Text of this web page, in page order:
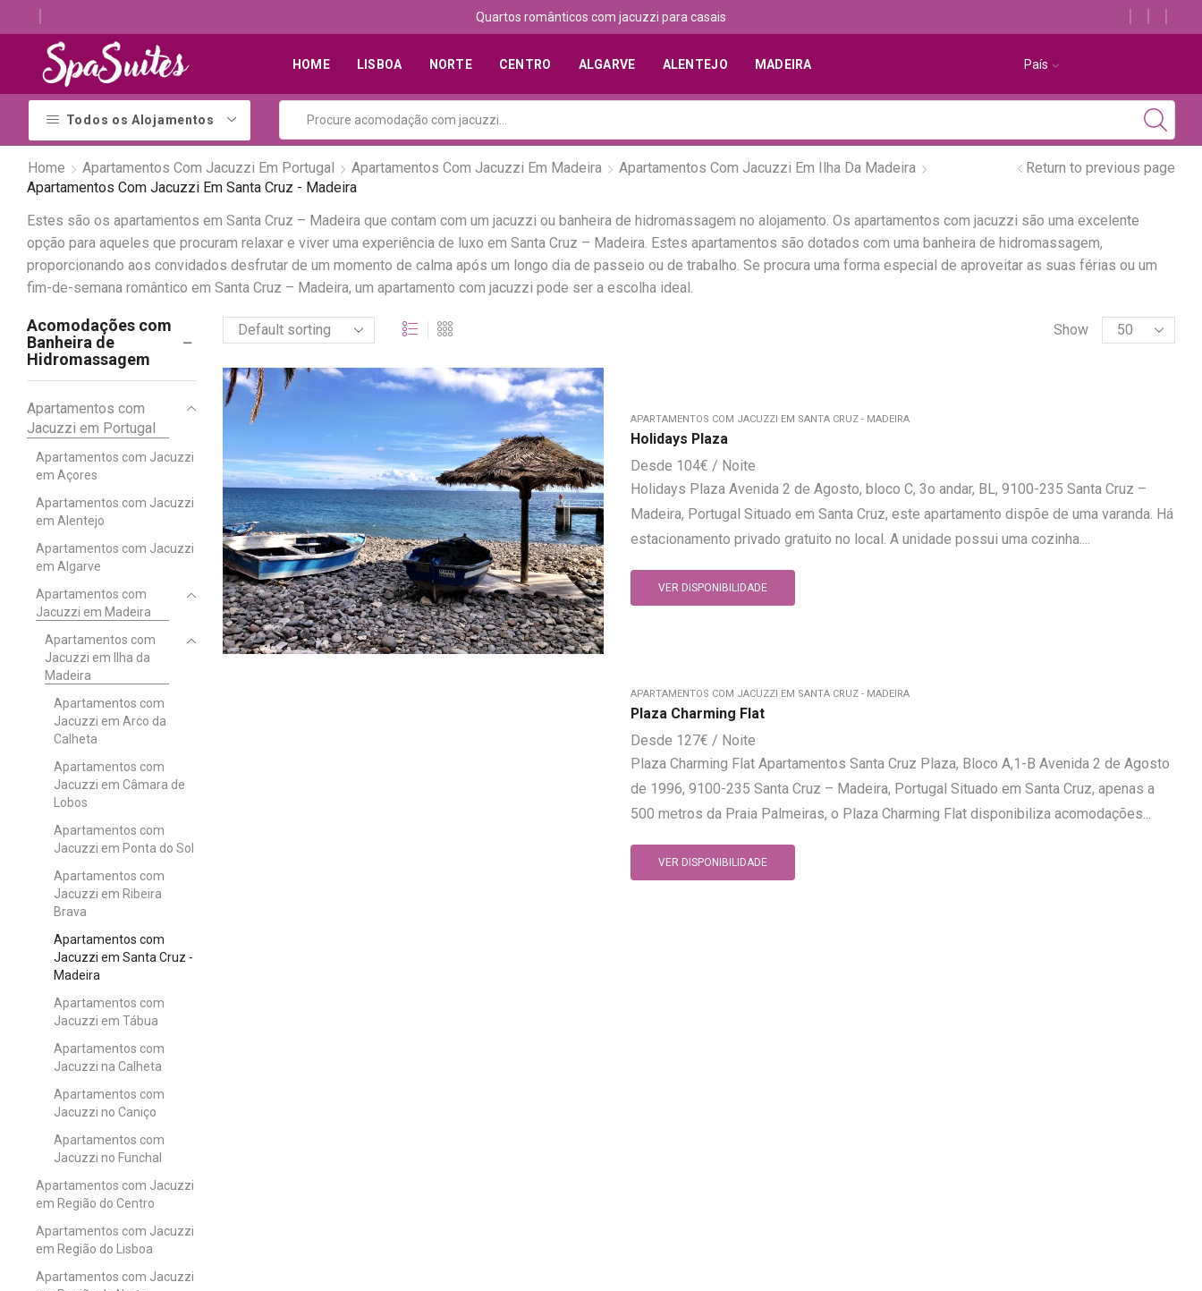
Quartos românticos com jacuzzi para casais
HOME LISBOA NORTE CENTRO ALGARVE ALENTEJO MADEIRA País
Todos os Alojamentos
Home Apartamentos Com Jacuzzi Em Portugal Apartamentos Com Jacuzzi Em Madeira
Apartamentos Com Jacuzzi Em Ilha Da Madeira
Apartamentos Com Jacuzzi Em Santa Cruz - Madeira
Return to previous page
Estes são os apartamentos em Santa Cruz – Madeira que contam com um jacuzzi ou banheira de hidromassagem no alojamento. Os apartamentos com jacuzzi são uma excelente
opção para aqueles que procuram relaxar e viver uma experiência de luxo em Santa Cruz – Madeira. Estes apartamentos são dotados com uma banheira de hidromassagem,
proporcionando aos convidados desfrutar de um momento de calma após um longo dia de passeio ou de trabalho. Se procura uma forma especial de aproveitar as suas férias ou um
fim-de-semana romântico em Santa Cruz – Madeira, um apartamento com jacuzzi pode ser a escolha ideal.
Show
APARTAMENTOS COM JACUZZI EM SANTA CRUZ - MADEIRA
Holidays Plaza
104€
Holidays Plaza Avenida 2 de Agosto, bloco C, 3o andar, BL, 9100-235 Santa Cruz –
Madeira, Portugal Situado em Santa Cruz, este apartamento dispõe de uma varanda. Há
estacionamento privado gratuito no local. A unidade possui uma cozinha....
VER DISPONIBILIDADE
APARTAMENTOS COM JACUZZI EM SANTA CRUZ - MADEIRA
Plaza Charming Flat
127€
Plaza Charming Flat Apartamentos Santa Cruz Plaza, Bloco A,1-B Avenida 2 de Agosto
de 1996, 9100-235 Santa Cruz – Madeira, Portugal Situado em Santa Cruz, apenas a
500 metros da Praia Palmeiras, o Plaza Charming Flat disponibiliza acomodações...
VER DISPONIBILIDADE
Acomodações com
Banheira de
Hidromassagem
Apartamentos com
Jacuzzi em Portugal
Apartamentos com Jacuzzi
em Açores
Apartamentos com Jacuzzi
em Alentejo
Apartamentos com Jacuzzi
em Algarve
Apartamentos com
Jacuzzi em Madeira
Apartamentos com
Jacuzzi em Ilha da
Madeira
Apartamentos com
Jacuzzi em Arco da
Calheta
Apartamentos com
Jacuzzi em Câmara de
Lobos
Apartamentos com
Jacuzzi em Ponta do Sol
Apartamentos com
Jacuzzi em Ribeira
Brava
Apartamentos com
Jacuzzi em Santa Cruz -
Madeira
Apartamentos com
Jacuzzi em Tábua
Apartamentos com
Jacuzzi na Calheta
Apartamentos com
Jacuzzi no Caniço
Apartamentos com
Jacuzzi no Funchal
Apartamentos com Jacuzzi
em Região do Centro
Apartamentos com Jacuzzi
em Região do Lisboa
Apartamentos com Jacuzzi